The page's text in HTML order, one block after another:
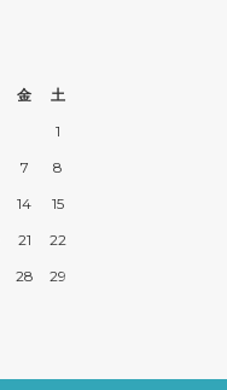
金
土
1
7
8
14
15
21
22
28
29